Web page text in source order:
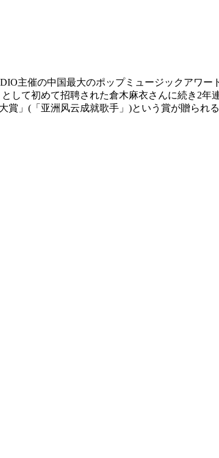
主催の中国最大のポップミュージックアワー
て初めて招聘された倉木麻衣さんに続き2年
」(「亚洲风云成就歌手」)という賞が贈られる